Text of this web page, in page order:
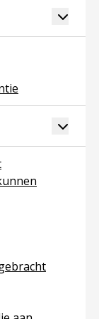
5 BegeleidenToggle
voor
Toggle
die tijdens
en signaleren